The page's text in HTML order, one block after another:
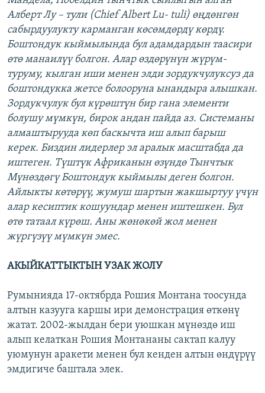
Алберт Лу – тули (Chief Albert Lu- tuli) өңдөнгөн
сабырдуулукту карманган көсөмдөрдү көрдү.
Боштондук кыймылында бул адамдардын таасири
өтө манаилүү болгон. Алар өздөрүнүн жүрүм-
туруму, кылган иши менен элди зордукчулуксуз да
боштондукка жетсе болооруна ынандыра алышкан.
Зордукчулук бул күрөштүн бир гана элементи
болушу мүмкүн, бирок андан пайда аз. Системаны
алмаштырууда көп баскычта иш алып барыш
керек. Биздин лидерлер эл аралык масштабда да
иштеген. Түштүк Африканын өзүндө Тынчтык
Мүнөздөгү Боштондук кыймылы деген болгон.
Айлыкты көтөрүү, жумуш шартын жакшыртуу үчүн
алар кесиптик кошуундар менен иштешкен. Бул
өтө татаал күрөш. Аны жөнөкөй жол менен
жүргүзүү мүмкүн эмес.
АКЫЙКАТТЫКТЫН УЗАК ЖОЛУ
Румынияда 17-октябрда Рошия Монтана тоосунда
алтын казууга каршы ири демонстрация өткөнү
жатат. 2002-жылдан бери уюшкан мүнөздө иш
алып келаткан Рошия Монтананы сактап калуу
уюмунун аракети менен бул кенден алтын өндүрүү
эмдигиче баштала элек.